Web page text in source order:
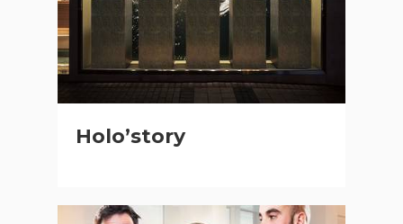
Holo’story